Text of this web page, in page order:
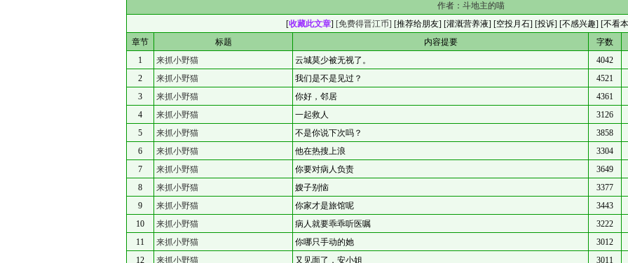
作者： 斗地主的喵
[收藏此文章] [免费得晋江币] [推荐给朋友] [灌溉营养液] [空投月石] [投诉] [不感兴趣] [不看
章节
标题 内容提要
字数
1
来抓小野猫 云城莫少被无视了。
4042
2
来抓小野猫 我们是不是见过？
4521
3
来抓小野猫 你好，邻居
4361
4
来抓小野猫 一起救人
3126
5
来抓小野猫 不是你说下次吗？
3858
6
来抓小野猫 他在热搜上浪
3304
7
来抓小野猫 你要对病人负责
3649
8
来抓小野猫 嫂子别恼
3377
9
来抓小野猫 你家才是旅馆呢
3443
10
来抓小野猫 病人就要乖乖听医嘱
3222
11
来抓小野猫 你哪只手动的她
3012
12
来抓小野猫 又见面了，安小姐 3011